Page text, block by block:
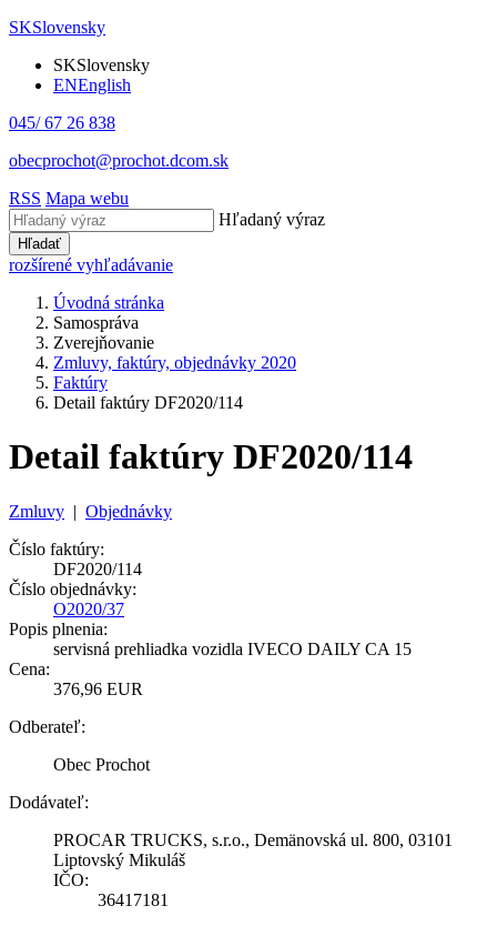
SKSlovensky
SKSlovensky
ENEnglish
045/ 67 26 838
obecprochot@prochot.dcom.sk
RSS Mapa webu
Hľadaný výraz
Hľadať
rozšírené vyhľadávanie
Úvodná stránka
Samospráva
Zverejňovanie
Zmluvy, faktúry, objednávky 2020
Faktúry
Detail faktúry DF2020/114
Detail faktúry DF2020/114
Zmluvy | Objednávky
Číslo faktúry:
DF2020/114
Číslo objednávky:
O2020/37
Popis plnenia:
servisná prehliadka vozidla IVECO DAILY CA 15
Cena:
376,96 EUR
Odberateľ:
Obec Prochot
Dodávateľ:
PROCAR TRUCKS, s.r.o., Demänovská ul. 800, 03101
Liptovský Mikuláš
IČO:
36417181